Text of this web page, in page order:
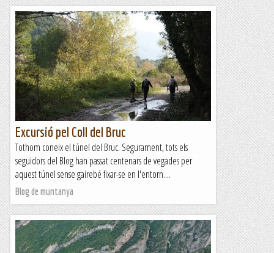
Excursió pel Coll del Bruc
Tothom coneix el túnel del Bruc. Segurament, tots els
seguidors del Blog han passat centenars de vegades per
aquest túnel sense gairebé fixar-se en l'entorn....
Blog de muntanya